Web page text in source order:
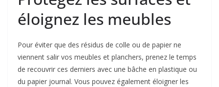
éloignez les meubles
Pour éviter que des résidus de colle ou de papier ne
viennent salir vos meubles et planchers, prenez le temps
de recouvrir ces derniers avec une bâche en plastique ou
du papier journal. Vous pouvez également éloigner les